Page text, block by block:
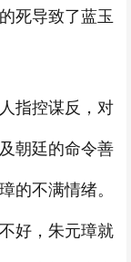
死导致了蓝玉
指控谋反，对
朝廷的命令善
的不满情绪。
好，朱元璋就